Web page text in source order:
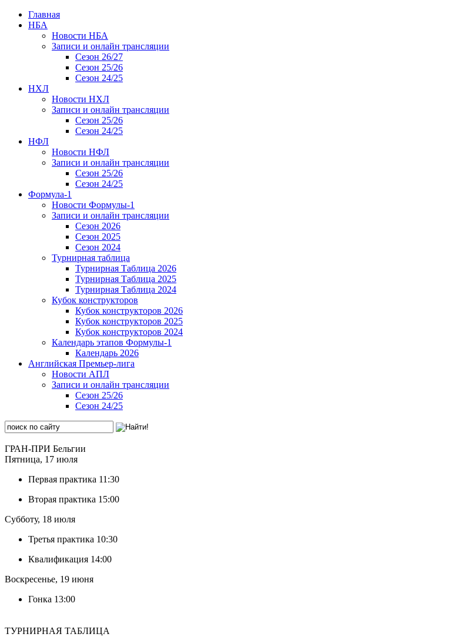
Главная
НБА
Новости НБА
Записи и онлайн трансляции
Сезон 26/27
Сезон 25/26
Сезон 24/25
НХЛ
Новости НХЛ
Записи и онлайн трансляции
Сезон 25/26
Сезон 24/25
НФЛ
Новости НФЛ
Записи и онлайн трансляции
Сезон 25/26
Сезон 24/25
Формула-1
Новости Формулы-1
Записи и онлайн трансляции
Сезон 2026
Сезон 2025
Сезон 2024
Турнирная таблица
Турнирная Таблица 2026
Турнирная Таблица 2025
Турнирная Таблица 2024
Кубок конструкторов
Кубок конструкторов 2026
Кубок конструкторов 2025
Кубок конструкторов 2024
Календарь этапов Формулы-1
Календарь 2026
Английская Премьер-лига
Новости АПЛ
Записи и онлайн трансляции
Сезон 25/26
Сезон 24/25
ГРАН-ПРИ Бельгии
Пятница, 17 июля
Первая практика 11:30
Вторая практика 15:00
Субботу, 18 июля
Третья практика 10:30
Квалификация 14:00
Воскресенье, 19 июня
Гонка 13:00
ТУРНИРНАЯ ТАБЛИЦА